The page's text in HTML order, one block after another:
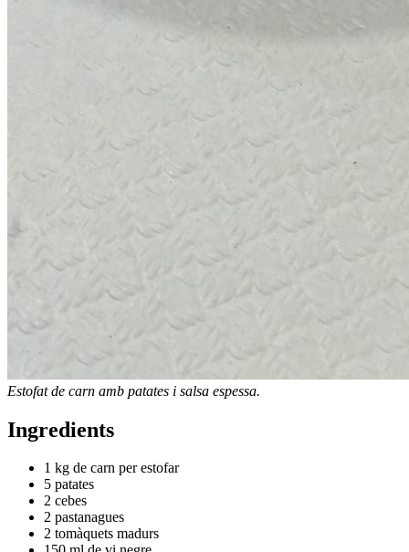
Estofat de carn amb patates i salsa espessa.
Ingredients
1 kg de carn per estofar
5 patates
2 cebes
2 pastanagues
2 tomàquets madurs